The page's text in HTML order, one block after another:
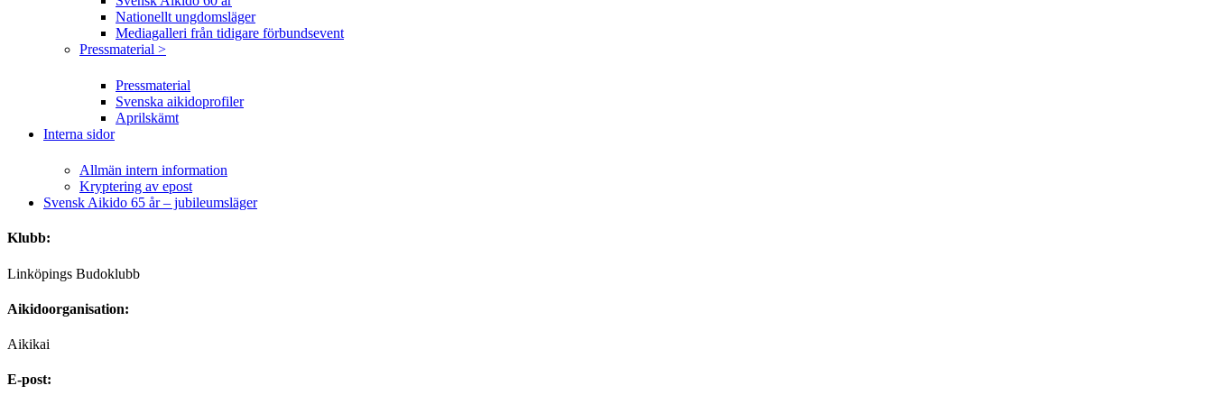
Nationellt ungdomsläger
Mediagalleri från tidigare förbundsevent
Pressmaterial >
Pressmaterial
Svenska aikidoprofiler
Aprilskämt
Interna sidor
Allmän intern information
Kryptering av epost
Svensk Aikido 65 år – jubileumsläger
Klubb:
Linköpings Budoklubb
Aikidoorganisation:
Aikikai
E-post: